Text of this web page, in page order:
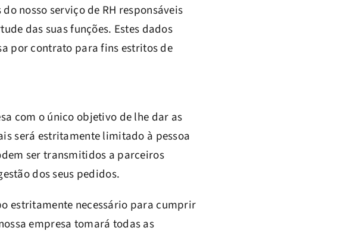
nosso serviço de RH responsáveis
das suas funções. Estes dados
por contrato para fins estritos de
com o único objetivo de lhe dar as
será estritamente limitado à pessoa
ser transmitidos a parceiros
dos seus pedidos.
estritamente necessário para cumprir
empresa tomará todas as